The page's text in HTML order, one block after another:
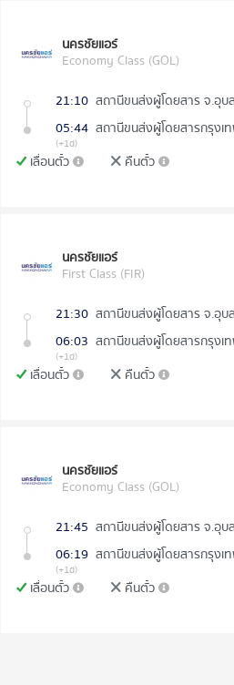
นครชัยแอร์
Economy Class (GOL)
21:10 สถานีขนส่งผู้โดยสาร จ.อุบ
05:44 สถานีขนส่งผู้โดยสารกรุง
(+1d)
เลื่อนตั๋ว คืนตั๋ว
นครชัยแอร์
First Class (FIR)
21:30 สถานีขนส่งผู้โดยสาร จ.อุบ
06:03 สถานีขนส่งผู้โดยสารกรุง
(+1d)
เลื่อนตั๋ว คืนตั๋ว
นครชัยแอร์
Economy Class (GOL)
21:45 สถานีขนส่งผู้โดยสาร จ.อุบ
06:19 สถานีขนส่งผู้โดยสารกรุง
(+1d)
เลื่อนตั๋ว คืนตั๋ว